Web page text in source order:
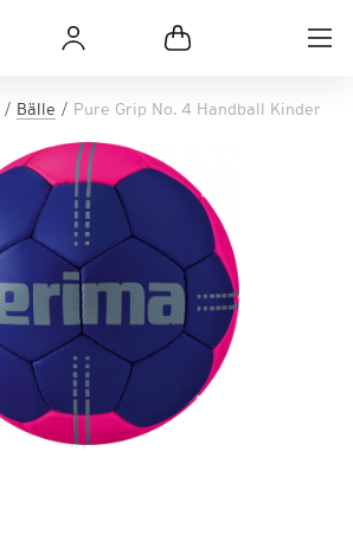
Bälle Pure Grip No. 4 Handball Kinder